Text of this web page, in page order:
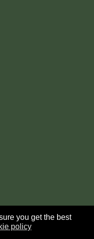
you get the best
policy